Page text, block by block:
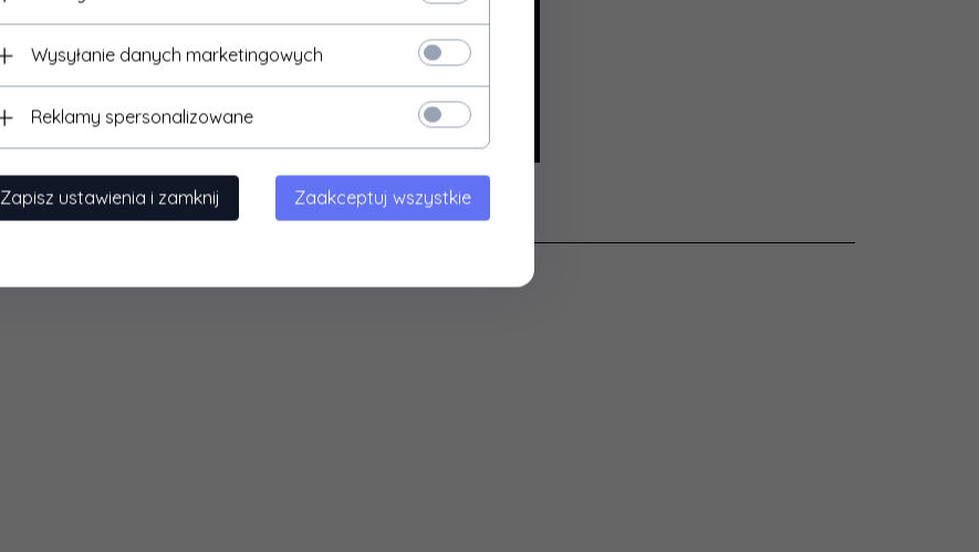
Wysyłanie danych marketingowych
Reklamy spersonalizowane
Zapisz ustawienia i zamknij Zaakceptuj wszystkie